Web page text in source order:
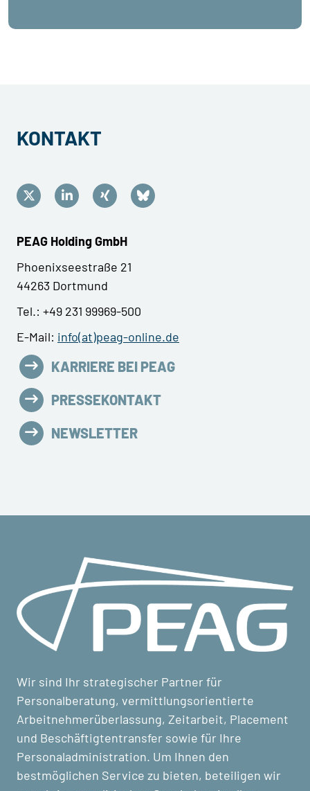
KONTAKT
PEAG Holding GmbH
Phoenixseestraße 21
44263 Dortmund
Tel.: +49 231 99969-500
E-Mail: info(at)peag-online.de
KARRIERE BEI PEAG
PRESSEKONTAKT
NEWSLETTER
Wir sind Ihr strategischer Partner für
Personalberatung, vermittlungsorientierte
Arbeitnehmerüberlassung, Zeitarbeit, Placement
und Beschäftigtentransfer sowie für Ihre
Personaladministration. Um Ihnen den
bestmöglichen Service zu bieten, beteiligen wir